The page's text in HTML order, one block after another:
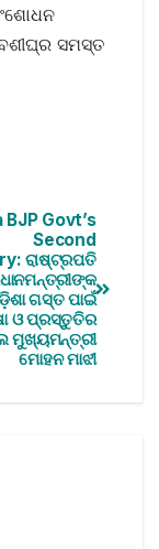
ସମସ୍ତ
BJP Govt’s
Second
ରାଷ୍ଟ୍ରପତି
ଗସ୍ତ ପାଇଁ
ଓ ପ୍ରସ୍ତୁତିର
ମୁଖ୍ୟମନ୍ତ୍ରୀ
ମୋହନ ମାଝୀ